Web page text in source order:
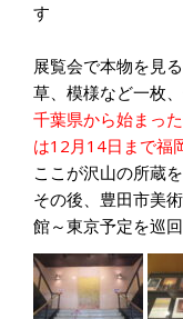
す
展覧会で本物を見
草、模様など一枚
千葉県から始まっ
は12月14日まで福
ここが沢山の所蔵
その後、豊田市美
館～東京予定を